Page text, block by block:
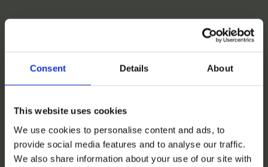
Consent Details About
This website uses cookies
We use cookies to personalise content and ads, to
provide social media features and to analyse our traffic.
We also share information about your use of our site with